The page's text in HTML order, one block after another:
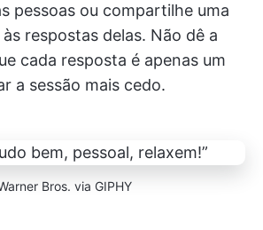
pessoas ou compartilhe uma
respostas delas. Não dê a
cada resposta é apenas um
a sessão mais cedo.
Bros. via GIPHY